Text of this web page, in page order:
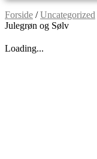
Forside /Uncategorized
Julegrøn og Sølv
Loading...